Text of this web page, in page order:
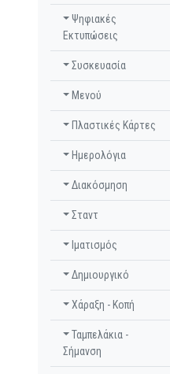
Ψηφιακές
Εκτυπώσεις
Συσκευασία
Μενού
Πλαστικές Κάρτες
Ημερολόγια
Διακόσμηση
Σταντ
Ιματισμός
Δημιουργικό
Χάραξη - Κοπή
Ταμπελάκια -
Σήμανση